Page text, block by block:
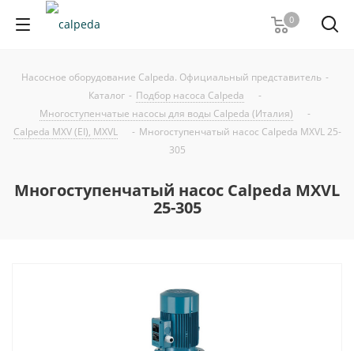
0
Насосное оборудование Calpeda. Официальный представитель -
Каталог - Подбор насоса Calpeda
-
Многоступенчатые насосы для воды Calpeda (Италия)
-
Calpeda MXV (EI), MXVL
- Многоступенчатый насос Calpeda MXVL 25-
305
Многоступенчатый насос Calpeda MXVL
25-305